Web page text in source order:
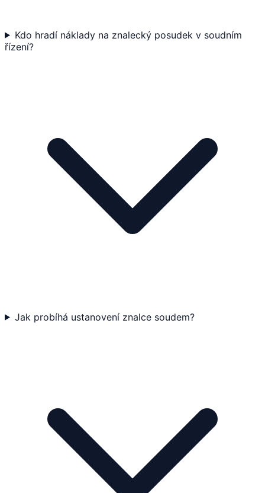
Kdo hradí náklady na znalecký posudek v soudním
řízení?
Jak probíhá ustanovení znalce soudem?